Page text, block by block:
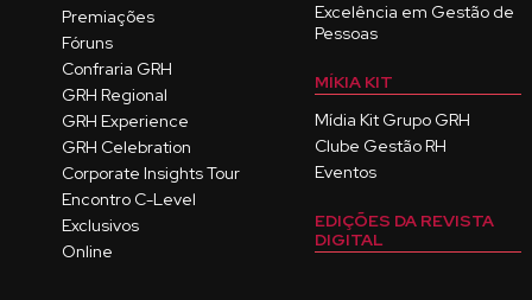
Premiações
Fóruns
Confraria GRH
GRH Regional
GRH Experience
GRH Celebration
Corporate Insights Tour
Encontro C-Level
Exclusivos
Online
Excelência em Gestão de
Pessoas
MÍKIA KIT
Mídia Kit Grupo GRH
Clube Gestão RH
Eventos
EDIÇÕES DA REVISTA
DIGITAL